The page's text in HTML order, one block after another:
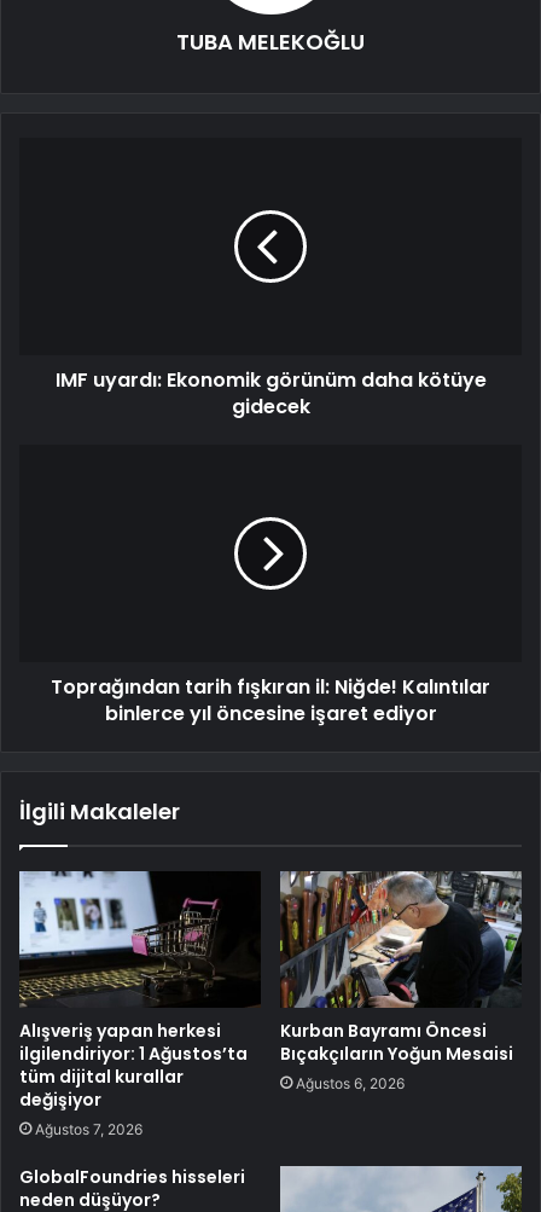
TUBA MELEKOĞLU
IMF uyardı: Ekonomik görünüm daha kötüye
gidecek
Toprağından tarih fışkıran il: Niğde! Kalıntılar
binlerce yıl öncesine işaret ediyor
İlgili Makaleler
Alışveriş yapan herkesi
ilgilendiriyor: 1 Ağustos’ta
tüm dijital kurallar
değişiyor
Ağustos 7, 2026
Kurban Bayramı Öncesi
Bıçakçıların Yoğun Mesaisi
Ağustos 6, 2026
GlobalFoundries hisseleri
neden düşüyor?